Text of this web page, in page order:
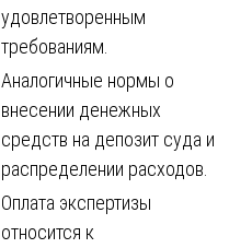
удовлетворенным
требованиям.
Аналогичные нормы о
внесении денежных
средств на депозит суда и
распределении расходов.
Оплата экспертизы
относится к